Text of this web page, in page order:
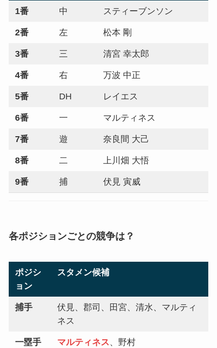
1番 中 スティーブンソン
2番 左 松本 剛
3番 三 清宮 幸太郎
4番 右 万波 中正
5番 DH レイエス
6番 一 マルティネス
7番 遊 奈良間 大己
8番 二 上川畑 大悟
9番 捕 伏見 寅威
各ポジションごとの競争は？
ポジシ
ョン
スタメン候補
捕手
伏見、郡司、田宮、清水、マルティ
ネス
一塁手 マルティネス、野村